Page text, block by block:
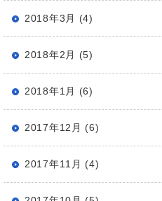
2018年3月 (4)
2018年2月 (5)
2018年1月 (6)
2017年12月 (6)
2017年11月 (4)